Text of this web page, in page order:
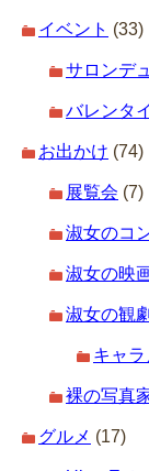
イベント (33)
サロンデ
バレンタ
お出かけ (74)
展覧会 (7)
淑女のコ
淑女の映
淑女の観
キャ
裸の写真
グルメ (17)